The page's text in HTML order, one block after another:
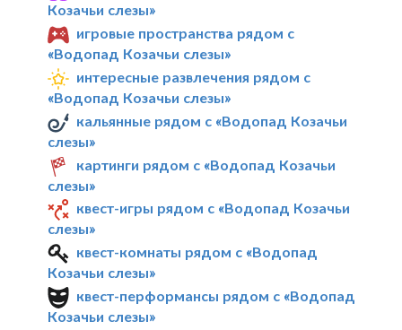
Козачьи слезы»
игровые пространства рядом с
«Водопад Козачьи слезы»
интересные развлечения рядом с
«Водопад Козачьи слезы»
кальянные рядом с «Водопад Козачьи
слезы»
картинги рядом с «Водопад Козачьи
слезы»
квест-игры рядом с «Водопад Козачьи
слезы»
квест-комнаты рядом с «Водопад
Козачьи слезы»
квест-перформансы рядом с «Водопад
Козачьи слезы»